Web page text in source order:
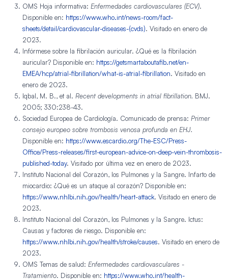
OMS Hoja informativa: Enfermedades cardiovasculares (ECV).
Disponible en: https://www.who.int/news-room/fact-
sheets/detail/cardiovascular-diseases-(cvds). Visitado en enero de
2023.
Infórmese sobre la fibrilación auricular. ¿Qué es la fibrilación
auricular? Disponible en: https://getsmartaboutafib.net/en-
EMEA/hcp/atrial-fibrillation/what-is-atrial-fibrillation. Visitado en
enero de 2023.
Iqbal, M. B., et al. Recent developments in atrial fibrillation. BMJ.
2005; 330:238-43.
Sociedad Europea de Cardiología. Comunicado de prensa: Primer
consejo europeo sobre trombosis venosa profunda en EHJ.
Disponible en: https://www.escardio.org/The-ESC/Press-
Office/Press-releases/first-european-advice-on-deep-vein-thrombosis-
published-today. Visitado por última vez en enero de 2023.
Instituto Nacional del Corazón, los Pulmones y la Sangre. Infarto de
miocardio: ¿Qué es un ataque al corazón? Disponible en:
https://www.nhlbi.nih.gov/health/heart-attack. Visitado en enero de
2023.
Instituto Nacional del Corazón, los Pulmones y la Sangre. Ictus:
Causas y factores de riesgo. Disponible en:
https://www.nhlbi.nih.gov/health/stroke/causes. Visitado en enero de
2023.
OMS Temas de salud: Enfermedades cardiovasculares -
Tratamiento. Disponible en: https://www.who.int/health-